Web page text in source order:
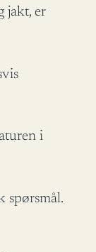
jakt, er
i
spørsmål.